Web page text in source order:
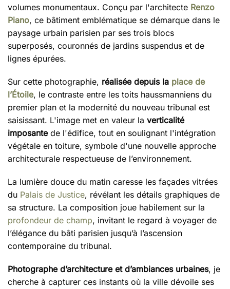
volumes monumentaux. Conçu par l'architecte Renzo
Piano, ce bâtiment emblématique se démarque dans le
paysage urbain parisien par ses trois blocs
superposés, couronnés de jardins suspendus et de
lignes épurées.
Sur cette photographie, réalisée depuis la place de
l’Étoile, le contraste entre les toits haussmanniens du
premier plan et la modernité du nouveau tribunal est
saisissant. L'image met en valeur la verticalité
imposantede l'édifice, tout en soulignant l'intégration
végétale en toiture, symbole d'une nouvelle approche
architecturale respectueuse de l’environnement.
La lumière douce du matin caresse les façades vitrées
du Palais de Justice, révélant les détails graphiques de
sa structure. La composition joue habilement sur la
profondeur de champ, invitant le regard à voyager de
l’élégance du bâti parisien jusqu’à l’ascension
contemporaine du tribunal.
Photographe d’architecture et d’ambiances urbaines, je
cherche à capturer ces instants où la ville dévoile ses